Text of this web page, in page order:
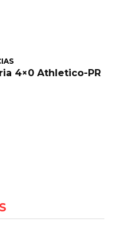
4×0 Athletico-PR